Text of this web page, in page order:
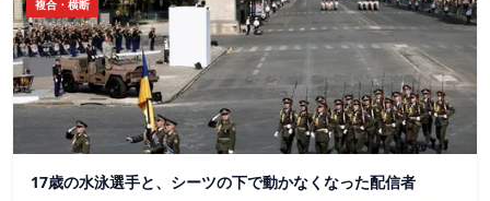
複合・横断
17歳の水泳選手と、シーツの下で動かなくなった配信者